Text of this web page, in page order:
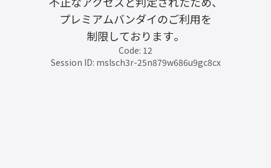
プレミアムバンダイのご利用を
制限しております。
Code: 12
Session ID: mslsch3r-25n879w686u9gc8cx